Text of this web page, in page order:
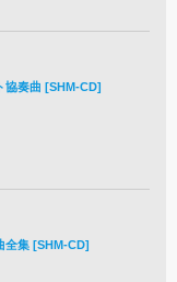
協奏曲 [SHM-CD]
全集 [SHM-CD]